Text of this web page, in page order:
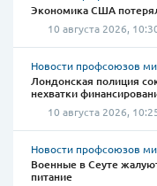
Экономика США
10 августа 2026,
Новости профсоюзов
Лондонская полиция
нехватки
10 августа 2026,
Новости профсоюзов
Военные в Сеуте
питание